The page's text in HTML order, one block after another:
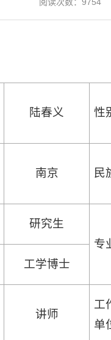
阅读次数： 9754
陆春义 性
南京 民
研究生
专
工学博士
讲师
工
单